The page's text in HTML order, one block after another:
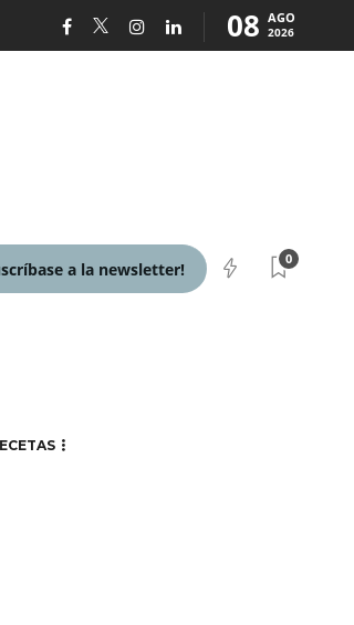
08 AGO
2026
a la newsletter!
0